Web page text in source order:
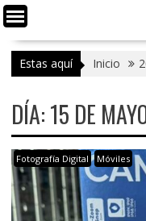
Estas aquí Inicio
DÍA:15 DE
Fotografía Digital Móviles